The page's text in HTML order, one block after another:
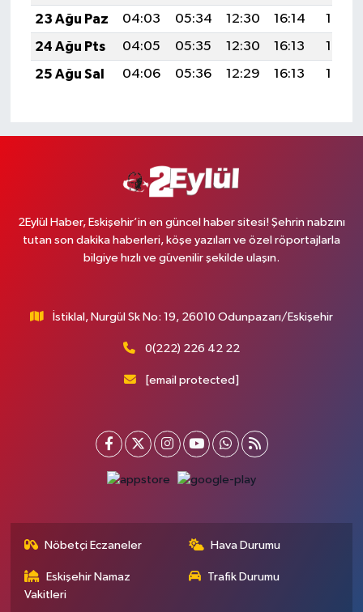
23 Ağu Paz
04:03 05:34 12:30 16:14
19:15
24 Ağu Pts
04:05 05:35 12:30 16:13
19:14
25 Ağu Sal
04:06 05:36 12:29 16:13 19:12
2Eylül Haber, Eskişehir’in en güncel haber sitesi! Şehrin nabzını
tutan son dakika haberleri, köşe yazıları ve özel röportajlarla
bilgiye hızlı ve güvenilir şekilde ulaşın.
İstiklal, Nurgül Sk No: 19, 26010 Odunpazarı/Eskişehir
0(222) 226 42 22
[email protected]
Nöbetçi Eczaneler Hava Durumu
Eskişehir Namaz
Vakitleri
Trafik Durumu